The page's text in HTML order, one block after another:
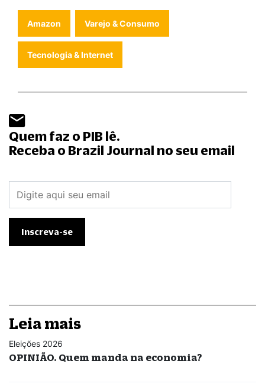
Amazon Varejo & Consumo
Tecnologia & Internet
Quem faz o PIB lê.
Receba o Brazil Journal no seu email
Leia mais
Eleições 2026
OPINIÃO. Quem manda na economia?